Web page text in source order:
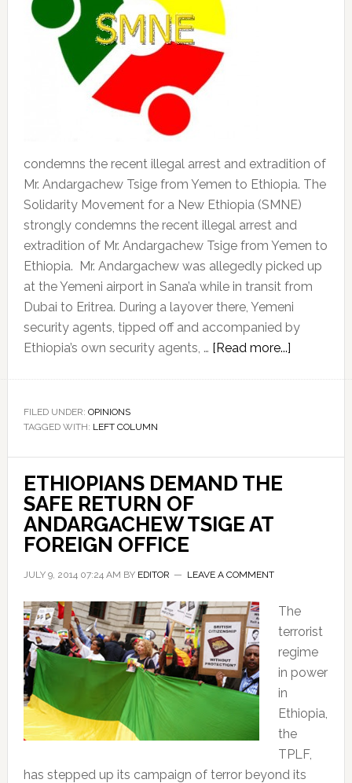
condemns the recent illegal arrest and extradition of
Mr. Andargachew Tsige from Yemen to Ethiopia. The
Solidarity Movement for a New Ethiopia (SMNE)
strongly condemns the recent illegal arrest and
extradition of Mr. Andargachew Tsige from Yemen to
Ethiopia. Mr. Andargachew was allegedly picked up
at the Yemeni airport in Sana’a while in transit from
Dubai to Eritrea. During a layover there, Yemeni
security agents, tipped off and accompanied by
Ethiopia’s own security agents, … [Read more...]about
FILED UNDER: OPINIONS
TAGGED WITH: LEFT COLUMN
ETHIOPIANS DEMAND THE
SAFE RETURN OF
ANDARGACHEW TSIGE AT
FOREIGN OFFICE
JULY 9, 2014 07:24 AM BY EDITOR LEAVE A COMMENT
The
terrorist
regime
in power
in
Ethiopia,
the
TPLF,
has stepped up its campaign of terror beyond its